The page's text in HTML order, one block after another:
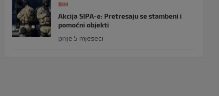
BIH
Akcija SIPA-e: Pretresaju se stambeni i
pomoćni objekti
prije 5 mjeseci